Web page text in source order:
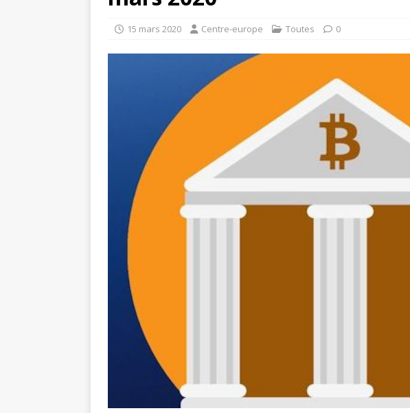
15 mars 2020 Centre-europe Toutes 0